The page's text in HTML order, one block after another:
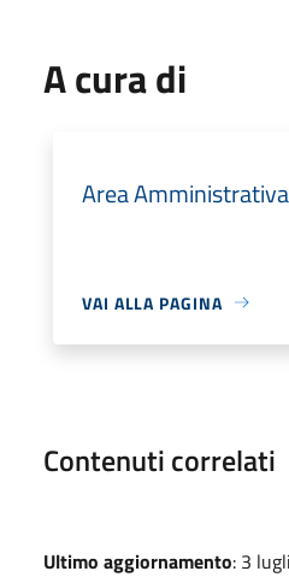
A cura di
Area Amministrativa
VAI ALLA PAGINA
Contenuti correlati
Ultimo aggiornamento: 3